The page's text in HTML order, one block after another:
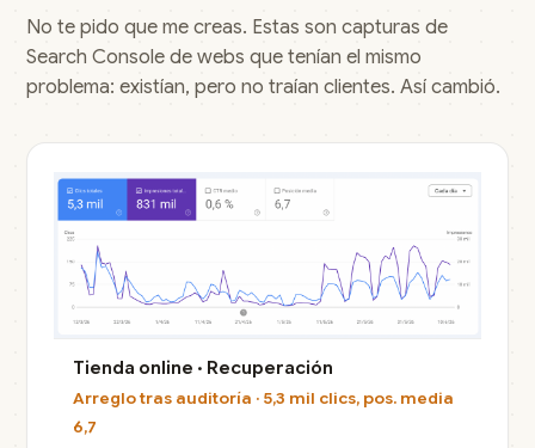
No te pido que me creas. Estas son capturas de
Search Console de webs que tenían el mismo
problema: existían, pero no traían clientes. Así cambió.
Tienda online · Recuperación
Arreglo tras auditoría · 5,3 mil clics, pos. media
6,7